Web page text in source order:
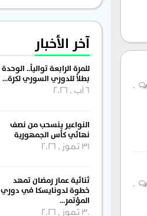
آخر الأخبار
للمرة الرابعة توالياً.. الوحدة
بطلاً للدوري السوري لكرة…
6 آب , 2026
النواعير ينسحب من نصف
نهائي كأس الجمهورية
31 تموز , 2026
ثنائية عمار رمضان تمهد
خطوة لدونايسكا في دوري
المؤتمر…
30 تموز , 2026